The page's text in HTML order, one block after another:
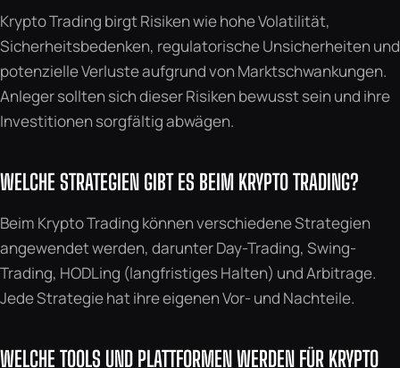
Krypto Trading birgt Risiken wie hohe Volatilität,
Sicherheitsbedenken, regulatorische Unsicherheiten und
potenzielle Verluste aufgrund von Marktschwankungen.
Anleger sollten sich dieser Risiken bewusst sein und ihre
Investitionen sorgfältig abwägen.
WELCHE STRATEGIEN GIBT ES BEIM KRYPTO TRADING?
Beim Krypto Trading können verschiedene Strategien
angewendet werden, darunter Day-Trading, Swing-
Trading, HODLing (langfristiges Halten) und Arbitrage.
Jede Strategie hat ihre eigenen Vor- und Nachteile.
WELCHE TOOLS UND PLATTFORMEN WERDEN FÜR KRYPTO